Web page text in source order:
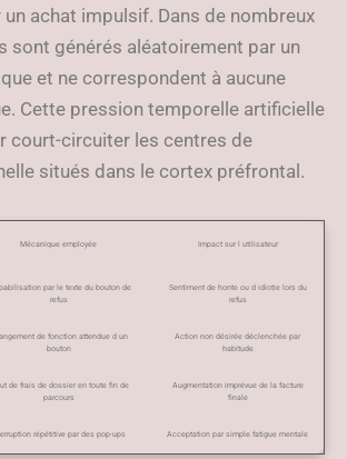
achat impulsif. Dans de nombreux
sont générés aléatoirement par un
et ne correspondent à aucune
Cette pression temporelle artificielle
court-circuiter les centres de
situés dans le cortex préfrontal.
Mécanique employée Impact sur l utilisateur
par le texte du bouton de
refus
Sentiment de honte ou d idiotie lors du
refus
de fonction attendue d un
bouton
Action non désirée déclenchée par
habitude
de frais de dossier en toute fin de
parcours
Augmentation imprévue de la facture
finale
répétitive par des pop-ups Acceptation par simple fatigue mentale